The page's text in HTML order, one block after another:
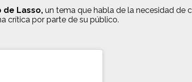
de Lasso, un tema que habla de la necesidad de
crítica por parte de su público.